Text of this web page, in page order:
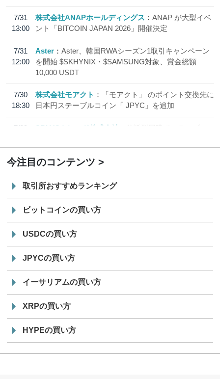
7/31
13:00
株式会社ANAPホールディングス
ANAP が大型イベ
ント「BITCOIN JAPAN 2026」開催決定
7/31
12:00
Aster
Aster、韓国RWAシーズン1取引キャンペーン
を開始 $SKHYNIX・$SAMSUNG対象、賞金総額
10,000 USDT
7/30
18:30
株式会社モアクト
「モアクト」 のポイント交換先に
日本円ステーブルコイン「 JPYC」を追加
7/29
SBI VCトレード株式会社
信託型円建てステーブル
今注目のコンテンツ
取引所おすすめランキング
ビットコインの買い方
USDCの買い方
JPYCの買い方
イーサリアムの買い方
XRPの買い方
HYPEの買い方